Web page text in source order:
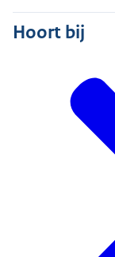
Hoort bij